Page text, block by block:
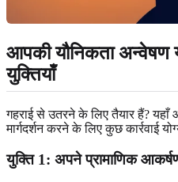
आपकी यौनिकता अन्वेषण
युक्तियाँ
गहराई से उतरने के लिए तैयार हैं?
मार्गदर्शन करने के लिए कुछ कार्रवाई
युक्ति 1: अपने प्रामाणिक